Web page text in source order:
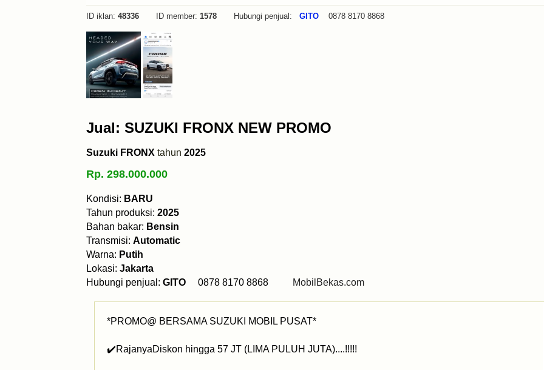
ID iklan: 48336 ID member: 1578 Hubungi penjual: GITO 0878 8170 8868
Jual: SUZUKI FRONX NEW PROMO
Suzuki FRONX tahun 2025
Rp. 298.000.000
Kondisi: BARU
Tahun produksi: 2025
Bahan bakar: Bensin
Transmisi: Automatic
Warna: Putih
Lokasi: Jakarta
Hubungi penjual: GITO 0878 8170 8868 MobilBekas.com
‎*PROMO@ BERSAMA SUZUKI MOBIL PUSAT*
‎✔️RajanyaDiskon hingga 57 JT (LIMA PULUH JUTA)....!!!!!